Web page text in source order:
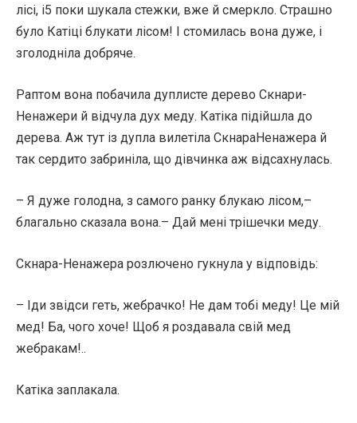
лісі, і5 поки шукала стежки, вже й смеркло. Страшно
було Катіці блукати лісом! І стомилась вона дуже, і
зголодніла добряче.
Раптом вона побачила дуплисте дерево Скнари-
Ненажери й відчула дух меду. Катіка підійшла до
дерева. Аж тут із дупла вилетіла СкнараНенажера й
так сердито забриніла, що дівчинка аж відсахнулась.
– Я дуже голодна, з самого ранку блукаю лісом,–
благально сказала вона.– Дай мені трішечки меду.
Скнара-Ненажера розлючено гукнула у відповідь:
– Іди звідси геть, жебрачко! Не дам тобі меду! Це мій
мед! Ба, чого хоче! Щоб я роздавала свій мед
жебракам!..
Катіка заплакала.